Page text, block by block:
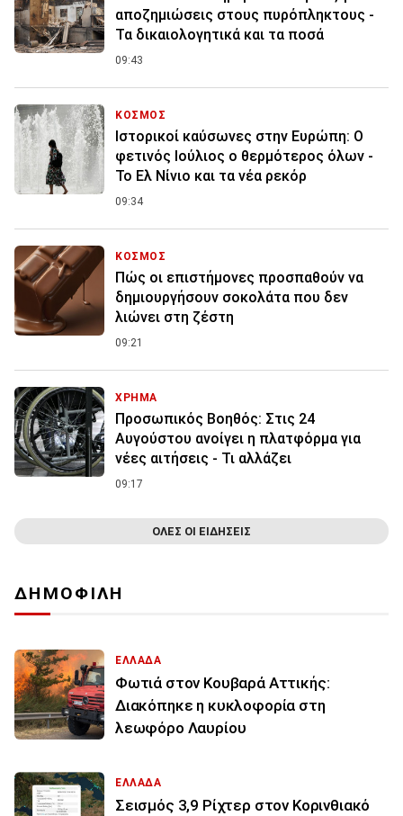
αποζημιώσεις στους πυρόπληκτους -
Τα δικαιολογητικά και τα ποσά
09:43
ΚΟΣΜΟΣ
Ιστορικοί καύσωνες στην Ευρώπη: Ο
φετινός Ιούλιος ο θερμότερος όλων -
Το Ελ Νίνιο και τα νέα ρεκόρ
09:34
ΚΟΣΜΟΣ
Πώς οι επιστήμονες προσπαθούν να
δημιουργήσουν σοκολάτα που δεν
λιώνει στη ζέστη
09:21
ΧΡΗΜΑ
Προσωπικός Βοηθός: Στις 24
Αυγούστου ανοίγει η πλατφόρμα για
νέες αιτήσεις - Τι αλλάζει
09:17
ΟΛΕΣ ΟΙ ΕΙΔΗΣΕΙΣ
ΔΗΜΟΦΙΛΗ
ΕΛΛΑΔΑ
Φωτιά στον Κουβαρά Αττικής:
Διακόπηκε η κυκλοφορία στη
λεωφόρο Λαυρίου
ΕΛΛΑΔΑ
Σεισμός 3,9 Ρίχτερ στον Κορινθιακό